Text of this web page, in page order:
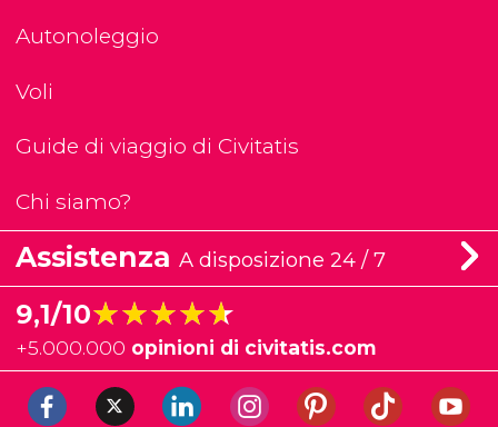
Autonoleggio
Voli
Guide di viaggio di Civitatis
Chi siamo?
Assistenza A disposizione 24 / 7
9,1/10★★★★★
★★★★★
+5.000.000 opinioni di civitatis.com